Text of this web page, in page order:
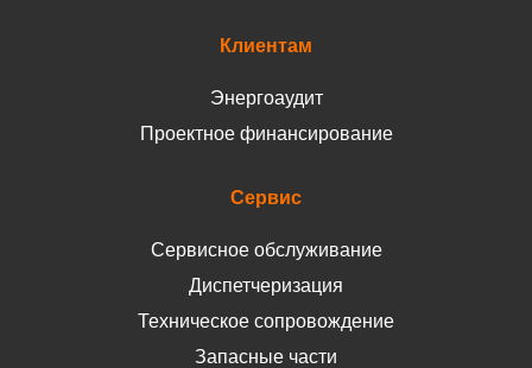
Клиентам
Энергоаудит
Проектное финансирование
Сервис
Сервисное обслуживание
Диспетчеризация
Техническое сопровождение
Запасные части